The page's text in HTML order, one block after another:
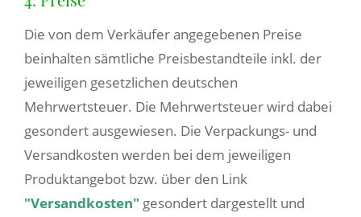
Die von dem Verkäufer angegebenen Preise
beinhalten sämtliche Preisbestandteile inkl. der
jeweiligen gesetzlichen deutschen
Mehrwertsteuer. Die Mehrwertsteuer wird dabei
gesondert ausgewiesen. Die Verpackungs- und
Versandkosten werden bei dem jeweiligen
Produktangebot bzw. über den Link
"Versandkosten" gesondert dargestellt und